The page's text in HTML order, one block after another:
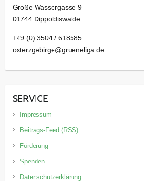
Große Wassergasse 9
01744 Dippoldiswalde
+49 (0) 3504 / 618585
osterzgebirge@grueneliga.de
SERVICE
Impressum
Beitrags-Feed (RSS)
Förderung
Spenden
Datenschutzerklärung